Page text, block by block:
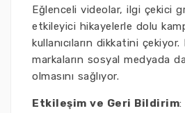
Eğlenceli videolar, ilgi çekici
etkileyici hikayelerle dolu
kullanıcıların dikkatini
markaların sosyal medyada
olmasını sağlıyor.
Etkileşim ve Geri Bildirim: